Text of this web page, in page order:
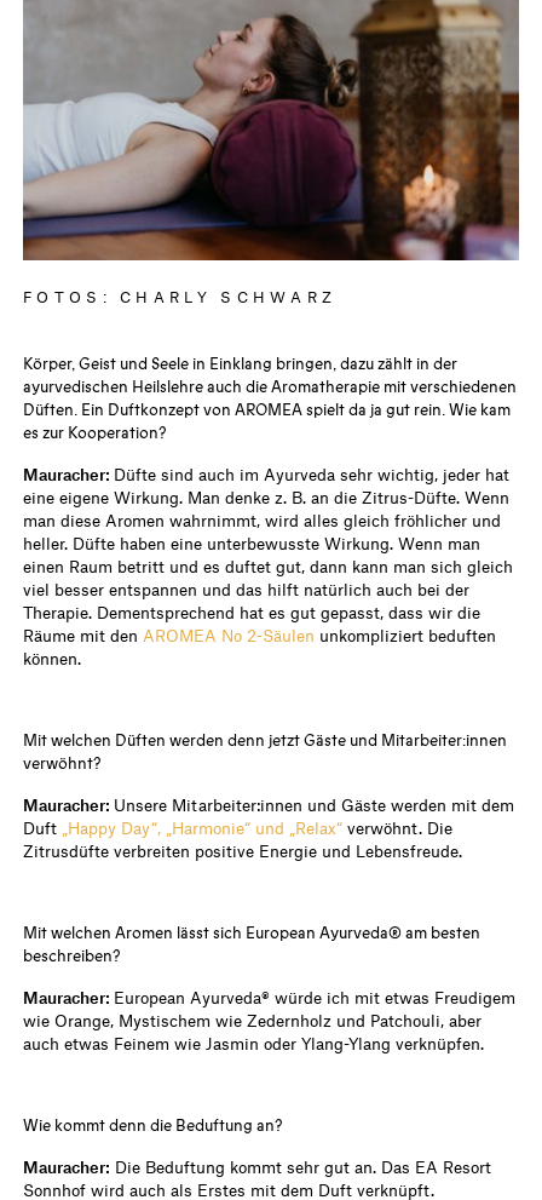
FOTOS: CHARLY SCHWARZ
Körper, Geist und Seele in Einklang bringen, dazu zählt in der
ayurvedischen Heilslehre auch die Aromatherapie mit verschiedenen
Düften. Ein Duftkonzept von AROMEA spielt da ja gut rein. Wie kam
es zur Kooperation?
Mauracher: Düfte sind auch im Ayurveda sehr wichtig, jeder hat
eine eigene Wirkung. Man denke z. B. an die Zitrus-Düfte. Wenn
man diese Aromen wahrnimmt, wird alles gleich fröhlicher und
heller. Düfte haben eine unterbewusste Wirkung. Wenn man
einen Raum betritt und es duftet gut, dann kann man sich gleich
viel besser entspannen und das hilft natürlich auch bei der
Therapie. Dementsprechend hat es gut gepasst, dass wir die
Räume mit den AROMEA No 2-Säulen unkompliziert beduften
können.
Mit welchen Düften werden denn jetzt Gäste und Mitarbeiter:innen
verwöhnt?
Mauracher: Unsere Mitarbeiter:innen und Gäste werden mit dem
Duft „Happy Day“, „Harmonie“ und „Relax“ verwöhnt. Die
Zitrusdüfte verbreiten positive Energie und Lebensfreude.
Mit welchen Aromen lässt sich European Ayurveda® am besten
beschreiben?
Mauracher: European Ayurveda® würde ich mit etwas Freudigem
wie Orange, Mystischem wie Zedernholz und Patchouli, aber
auch etwas Feinem wie Jasmin oder Ylang-Ylang verknüpfen.
Wie kommt denn die Beduftung an?
Mauracher: Die Beduftung kommt sehr gut an. Das EA Resort
Sonnhof wird auch als Erstes mit dem Duft verknüpft.